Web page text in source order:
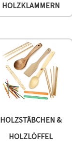
HOLZKLAMMERN
HOLZSTÄBCHEN &
HOLZLÖFFEL